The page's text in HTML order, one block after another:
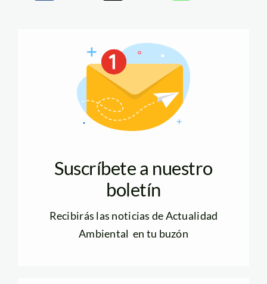
Suscríbete a nuestro
boletín
Recibirás las noticias de Actualidad
Ambiental en tu buzón